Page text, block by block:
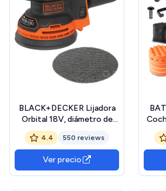
BLACK+DECKER Lijadora
Orbital 18V, diámetro de
papel 125mm, velocidad
12.000 rpm, Sistema
POWER CONNECT,
Recolección de Polvo, No
Incluye Cargador ni Batería,
4.4 550 reviews
Ver precio